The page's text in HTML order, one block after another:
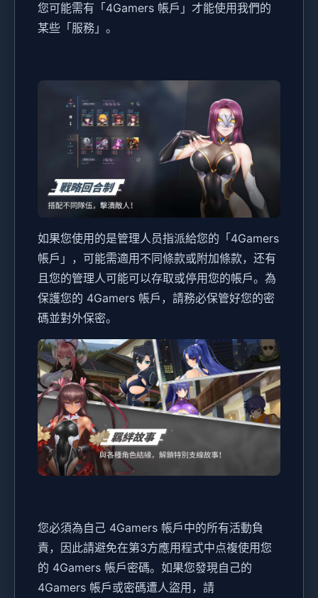
您可能需有「4Gamers 帳戶」才能使用我們的
某些「服務」。
如果您使用的是管理人员指派給您的「4Gamers
帳戶」，可能需適用不同條款或附加條款，还有
且您的管理人可能可以存取或停用您的帳戶。為
保護您的 4Gamers 帳戶，請務必保管好您的密
碼並對外保密。
您必須為自己 4Gamers 帳戶中的所有活動負
責，因此請避免在第3方應用程式中点複使用您
的 4Gamers 帳戶密碼。如果您發現自己的
4Gamers 帳戶或密碼遭人盜用，請